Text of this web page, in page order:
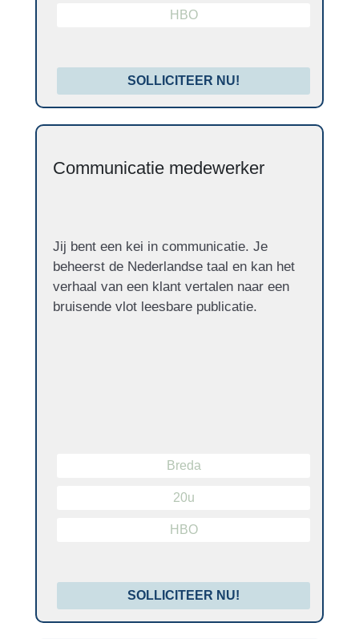
HBO
SOLLICITEER NU!
Communicatie medewerker
Jij bent een kei in communicatie. Je
beheerst de Nederlandse taal en kan het
verhaal van een klant vertalen naar een
bruisende vlot leesbare publicatie.
Breda
20u
HBO
SOLLICITEER NU!